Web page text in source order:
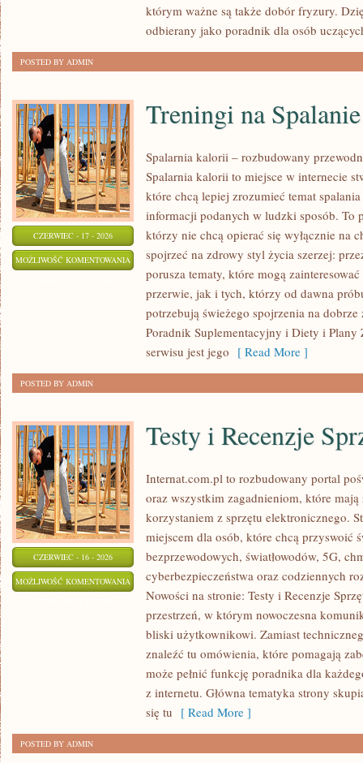
którym ważne są także dobór fryzury.
odbierany jako poradnik dla osób
POSTED BY ADMIN
CZERWIEC - 17 - 2026
MOŻLIWOŚĆ KOMENTOWANIA TRENINGI
SPALANIE
KALORII
Treningi na
Spalarnia kalorii – rozbudowany
Spalarnia kalorii to miejsce w internecie
które chcą lepiej zrozumieć temat
informacji podanych w ludzki sposób. To
którzy nie chcą opierać się wyłącznie na
spojrzeć na zdrowy styl życia szerzej:
porusza tematy, które mogą
przerwie, jak i tych, którzy od dawna
potrzebują świeżego spojrzenia na dobrze
Poradnik Suplementacyjny i Diety i Plany
serwisu jest jego [ Read More ]
POSTED BY ADMIN
CZERWIEC - 16 - 2026
MOŻLIWOŚĆ KOMENTOWANIA TESTY
RECENZJE
SPRZĘTU
Testy i Recenzje
Internat.com.pl to rozbudowany portal
oraz wszystkim zagadnieniom, które
korzystaniem z sprzętu elektronicznego.
miejscem dla osób, które chcą przyswoić
bezprzewodowych, światłowodów, 5G,
cyberbezpieczeństwa oraz codziennych
Nowości na stronie: Testy i Recenzje
przestrzeń, w którym nowoczesna
bliski użytkownikowi. Zamiast
znaleźć tu omówienia, które pomagają
może pełnić funkcję poradnika dla
z internetu. Główna tematyka strony
się tu [ Read More ]
POSTED BY ADMIN